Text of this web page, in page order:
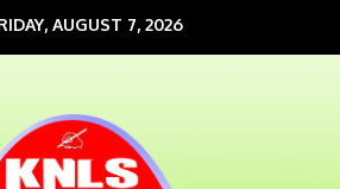
AUGUST 7, 2026